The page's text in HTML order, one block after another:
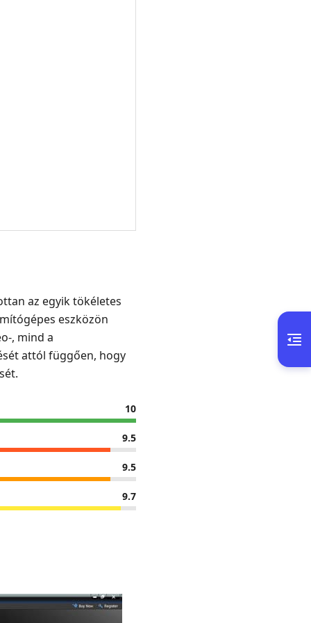
az egyik tökéletes
eszközön
, mind a
attól függően, hogy
10
9.5
9.5
9.7